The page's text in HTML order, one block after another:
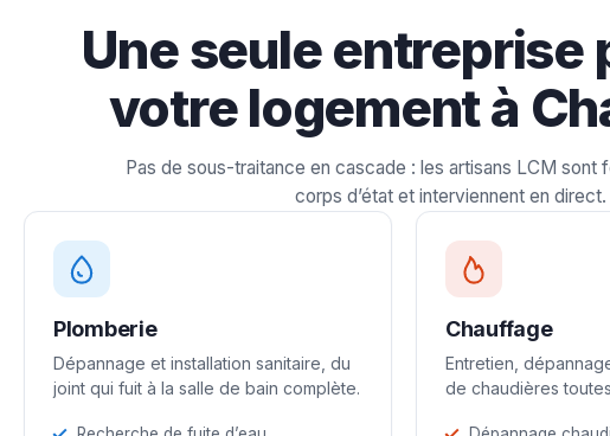
Une seule entreprise
votre logement à
Pas de sous-traitance en cascade : les artisans LCM sont
corps d’état et interviennent en direct.
Plomberie
Dépannage et installation sanitaire, du
joint qui fuit à la salle de bain complète.
Chauffage
Entretien,
de chaudières